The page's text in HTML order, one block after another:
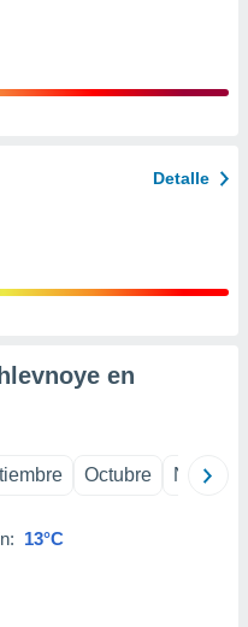
Detalle
en
Octubre
13°C